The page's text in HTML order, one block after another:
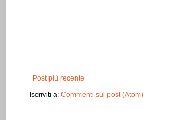
Post più recente
Iscriviti a: Commenti sul post (Atom)